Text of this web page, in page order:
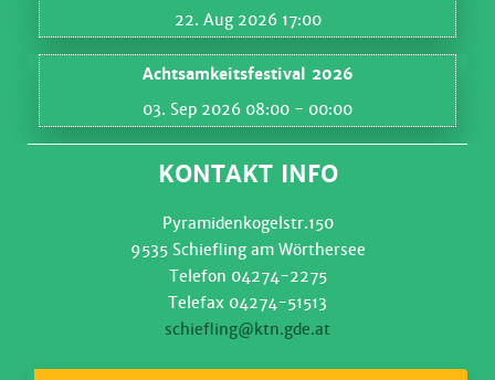
22. Aug 2026 17:00
Achtsamkeitsfestival 2026
03. Sep 2026 08:00 - 00:00
KONTAKT INFO
Pyramidenkogelstr.150
9535 Schiefling am Wörthersee
Telefon 04274-2275
Telefax 04274-51513
schiefling@ktn.gde.at